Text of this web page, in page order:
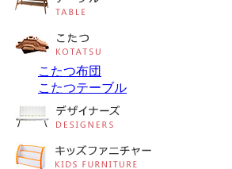
こたつ布団
こたつテーブル